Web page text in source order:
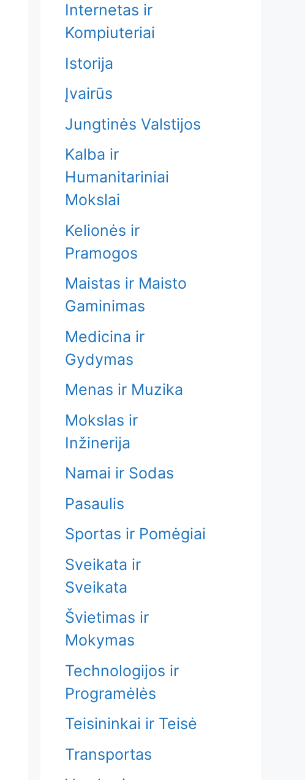
Internetas ir
Kompiuteriai
Istorija
Įvairūs
Jungtinės Valstijos
Kalba ir
Humanitariniai
Mokslai
Kelionės ir
Pramogos
Maistas ir Maisto
Gaminimas
Medicina ir
Gydymas
Menas ir Muzika
Mokslas ir
Inžinerija
Namai ir Sodas
Pasaulis
Sportas ir Pomėgiai
Sveikata ir
Sveikata
Švietimas ir
Mokymas
Technologijos ir
Programėlės
Teisininkai ir Teisė
Transportas